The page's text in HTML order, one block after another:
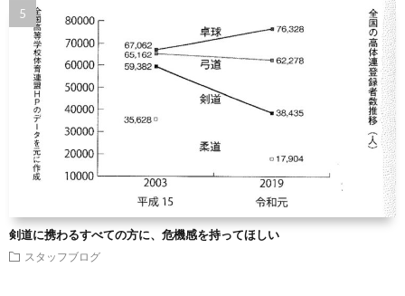
剣道に携わるすべての方に、危機感を持ってほしい
スタッフブログ